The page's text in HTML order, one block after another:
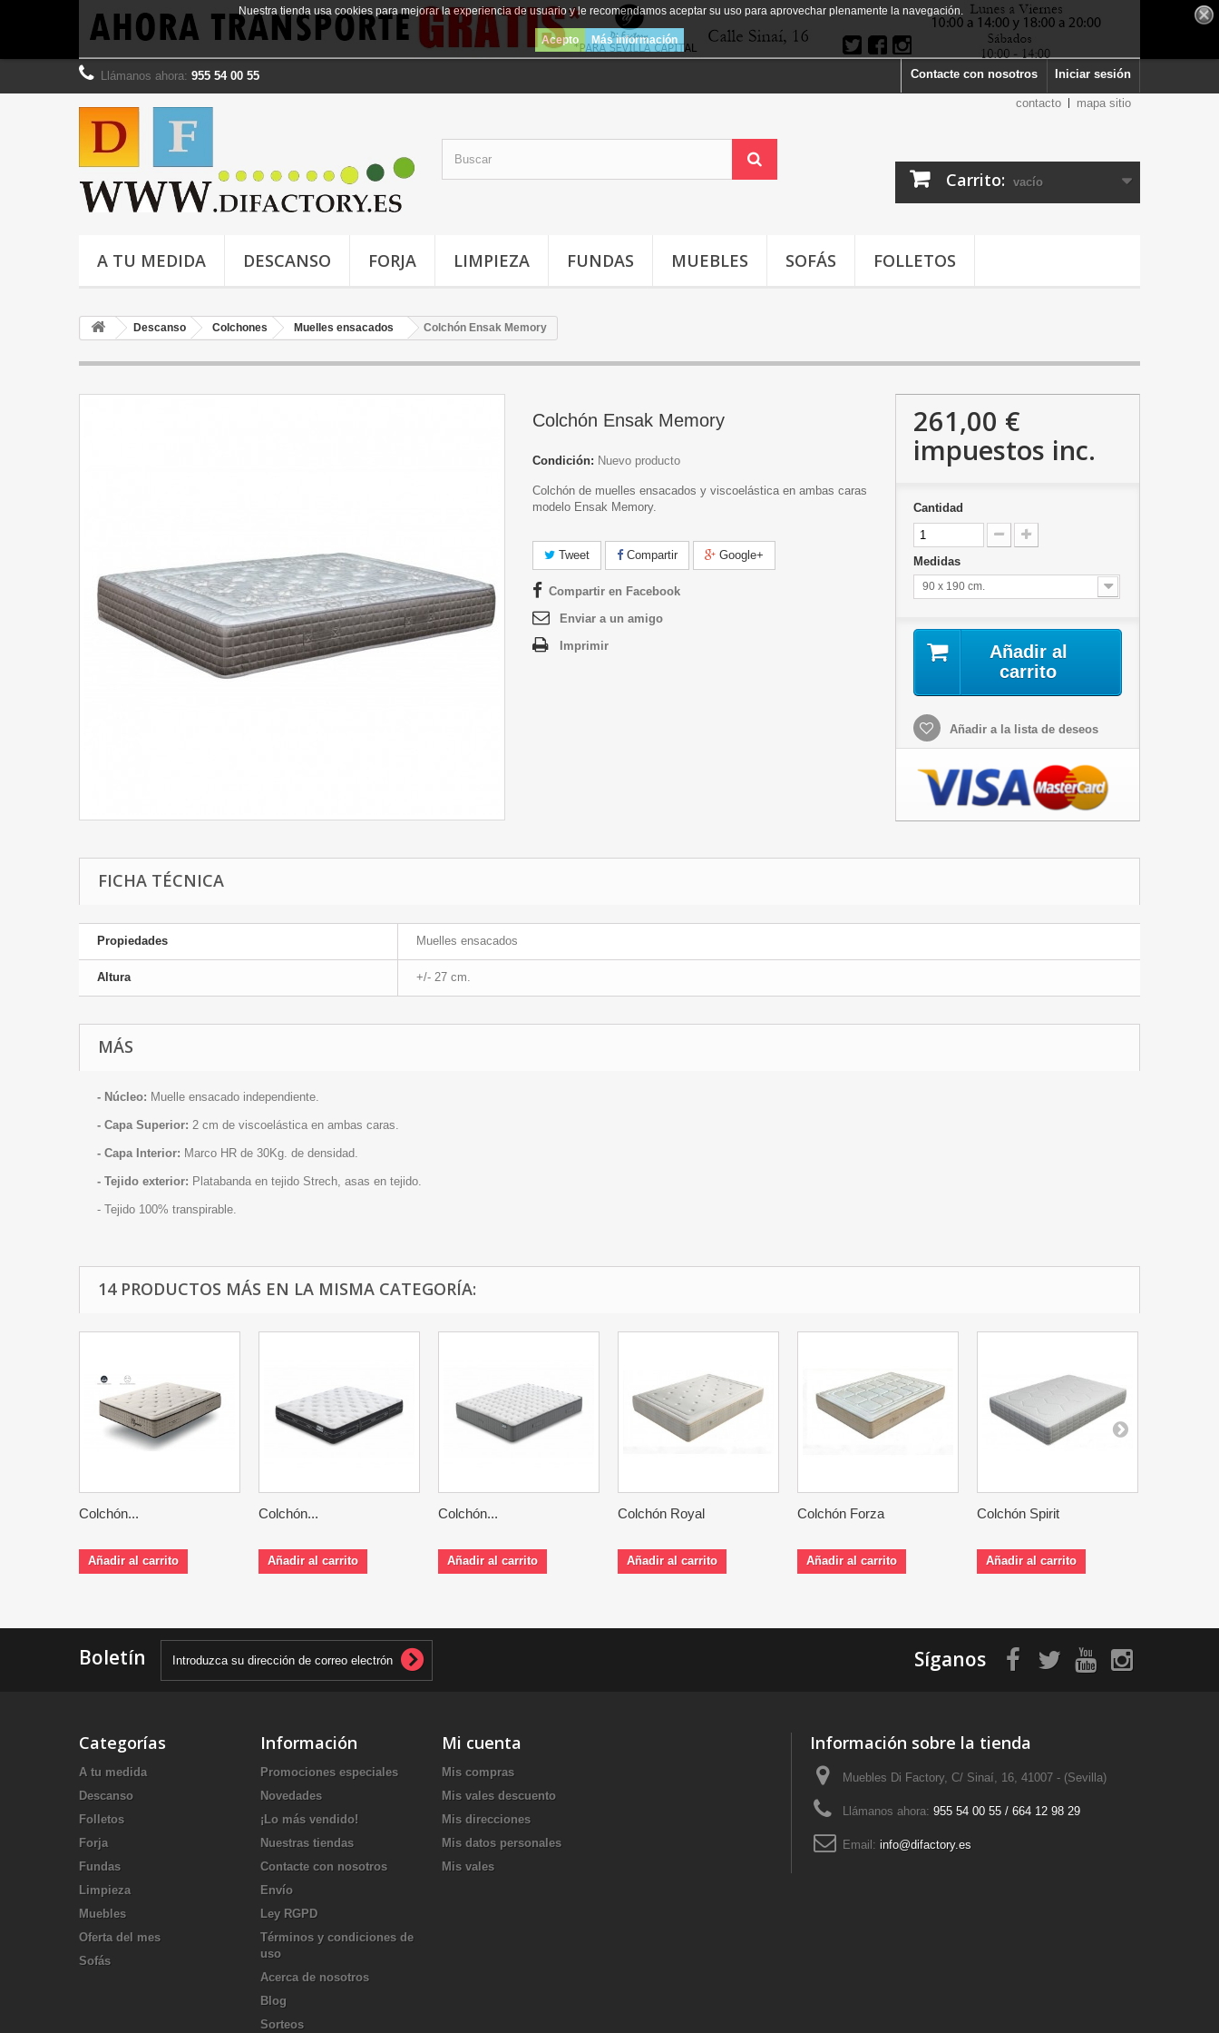
Iniciar sesión
Contacte con nosotros
Llámanos ahora: 955 54 00 55
contacto
mapa sitio
Nuestra tienda usa cookies para mejorar la experiencia de usuario y le recomendamos aceptar su uso para aprovechar plenamente la navegación.
Acepto Más información
Carrito: vacío
A TU MEDIDA DESCANSO FORJA LIMPIEZA FUNDAS MUEBLES SOFÁS FOLLETOS
Descanso Colchones Muelles ensacados Colchón Ensak Memory
Colchón Ensak Memory
Condición: Nuevo producto
Colchón de muelles ensacados y viscoelástica en ambas caras
modelo Ensak Memory.
Tweet Compartir Google+
Compartir en Facebook
Enviar a un amigo
Imprimir
261,00 €
impuestos inc.
Cantidad
Medidas
90 x 190 cm.
Añadir al
carrito
Añadir a la lista de deseos
FICHA TÉCNICA
Propiedades Muelles ensacados
Altura +/- 27 cm.
MÁS
- Núcleo: Muelle ensacado independiente.
- Capa Superior: 2 cm de viscoelástica en ambas caras.
- Capa Interior: Marco HR de 30Kg. de densidad.
- Tejido exterior: Platabanda en tejido Strech, asas en tejido.
- Tejido 100% transpirable.
14 PRODUCTOS MÁS EN LA MISMA CATEGORÍA:
Colchón...
Añadir al carrito
Colchón...
Añadir al carrito
Colchón...
Añadir al carrito
Colchón Royal
Añadir al carrito
Colchón Forza
Añadir al carrito
Colchón Spirit
Añadir al carrito
Boletín Síganos
Categorías
A tu medida
Descanso
Folletos
Forja
Fundas
Limpieza
Muebles
Oferta del mes
Sofás
Información
Promociones especiales
Novedades
¡Lo más vendido!
Nuestras tiendas
Contacte con nosotros
Envío
Ley RGPD
Términos y condiciones de
uso
Acerca de nosotros
Blog
Sorteos
Mi cuenta
Mis compras
Mis vales descuento
Mis direcciones
Mis datos personales
Mis vales
Información sobre la tienda
Muebles Di Factory, C/ Sinaí, 16, 41007 - (Sevilla)
Llámanos ahora: 955 54 00 55 / 664 12 98 29
Email: info@difactory.es